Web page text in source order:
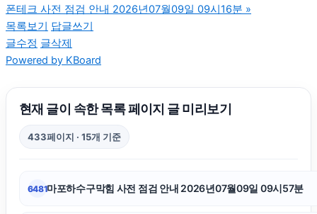
남양주변호사
상간소송
탐정사무소
폰테크 사전 점검 안내 2026년07월09일 09시16분 »
목록보기 답글쓰기
글수정 글삭제
Powered by KBoard
현재 글이 속한 목록 페이지 글 미리보기
433페이지 · 15개 기준
6481마포하수구막힘 사전 점검 안내 2026년07월09일 09시57분